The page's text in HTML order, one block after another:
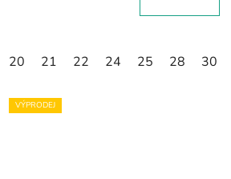
20 21 22 24 25 28 30
VÝPRODEJ